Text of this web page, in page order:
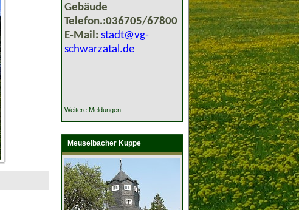
Gebäude
Telefon.:036705/67800
E-Mail: stadt@vg-
schwarzatal.de
Weitere Meldungen...
Meuselbacher Kuppe